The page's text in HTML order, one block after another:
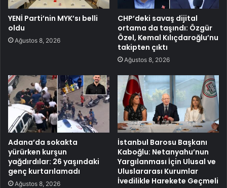
YENİ Parti’nin MYK’sı belli
oldu
Ağustos 8, 2026
CHP’deki savaş dijital
ortama da taşındı: Özgür
Özel, Kemal Kılıçdaroğlu’nu
takipten çıktı
Ağustos 8, 2026
Adana’da sokakta
yürürken kurşun
yağdırdılar: 26 yaşındaki
genç kurtarılamadı
Ağustos 8, 2026
İstanbul Barosu Başkanı
Kaboğlu: Netanyahu’nun
Yargılanması İçin Ulusal ve
Uluslararası Kurumlar
İvedilikle Harekete Geçmeli